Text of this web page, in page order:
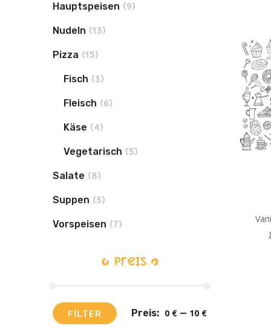
Hauptspeisen (9)
Nudeln (13)
Pizza (15)
Fisch (3)
Fleisch (6)
Käse (4)
Vegetarisch (5)
Salate (8)
Suppen (3)
Vorspeisen (7)
Preis
FILTER Preis: 0 € — 10 €